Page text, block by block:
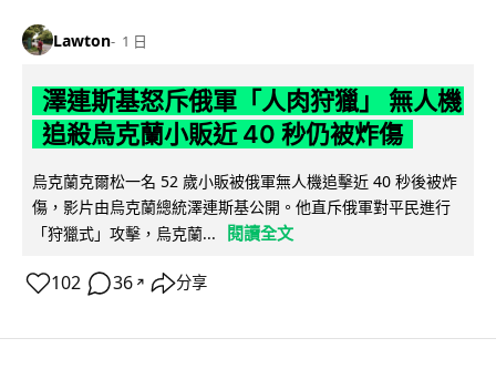
Lawton 1 日
澤連斯基怒斥俄軍「人肉狩獵」 無人機
追殺烏克蘭小販近 40 秒仍被炸傷
烏克蘭克爾松一名 52 歲小販被俄軍無人機追擊近 40 秒後被炸
傷，影片由烏克蘭總統澤連斯基公開。他直斥俄軍對平民進行
「狩獵式」攻擊，烏克蘭...
閱讀全文
102 36 ↗ 分享